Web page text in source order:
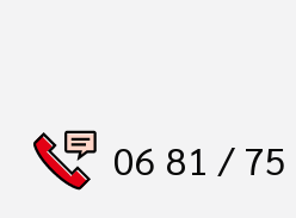
06 81 / 75